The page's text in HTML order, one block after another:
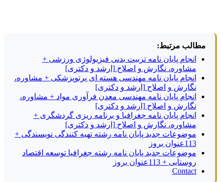
مطالب مرتبط:
انجام پایان نامه تربیت بدنی فیزیولوژی ورزشی +
مشاوره، نگارش و اصلاح [ارشد و دکتری]
انجام پایان نامه مهندسی هسته ای پرتوپزشکی + مشاوره،
نگارش و اصلاح [ارشد و دکتری]
انجام پایان نامه مهندسی معدن فرآوری مواد + مشاوره،
نگارش و اصلاح [ارشد و دکتری]
انجام پایان نامه جغرافیا و برنامه ریزی گردشگری +
مشاوره، نگارش و اصلاح [ارشد و دکتری]
موضوعات جدید پایان نامه رشته تهیه کنندگی نویسندگی +
113عنوان بروز
موضوعات جدید پایان نامه رشته جغرافیا توسعه اقتصاد
روستایی + 113عنوان بروز
Contact